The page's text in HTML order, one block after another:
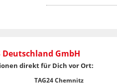
Deutschland GmbH
direkt für Dich vor Ort:
TAG24 Chemnitz